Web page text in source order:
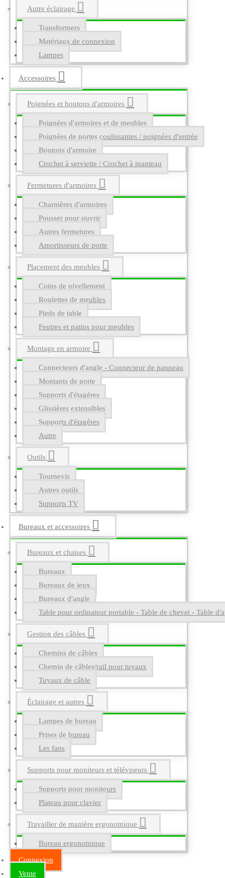
Autre éclairage
Transformers
Matériaux de connexion
Lampes
Accessoires
Poignées et boutons d'armoires
Poignées d'armoires et de meubles
Poignées de portes coulissantes / poignées d'entrée
Boutons d'armoire
Crochet à serviette / Crochet à manteau
Fermetures d'armoires
Charnières d'armoires
Pousser pour ouvrir
Autres fermetures
Amortisseurs de porte
Placement des meubles
Coins de nivellement
Roulettes de meubles
Pieds de table
Feutres et patins pour meubles
Montage en armoire
Connecteurs d'angle - Connecteur de panneau
Montants de porte
Supports d'étagères
Glissières extensibles
Supports d'étagères
Autre
Outils
Tournevis
Autres outils
Supports TV
Bureaux et accessoires
Bureaux et chaises
Bureaux
Bureaux de jeux
Bureaux d'angle
Table pour ordinateur portable - Table de chevet - Table
Gestion des câbles
Chemins de câbles
Chemin de câbles/rail pour tuyaux
Tuyaux de câble
Éclairage et autres
Lampes de bureau
Prises de bureau
Les fans
Supports pour moniteurs et téléviseurs
Supports pour moniteurs
Plateau pour clavier
Travailler de manière ergonomique
Bureau ergonomique
Connexion
Vente